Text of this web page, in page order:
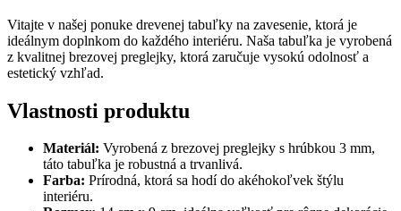
Vitajte v našej ponuke drevenej tabuľky na zavesenie, ktorá je
ideálnym doplnkom do každého interiéru. Naša tabuľka je vyrobená
z kvalitnej brezovej preglejky, ktorá zaručuje vysokú odolnosť a
estetický vzhľad.
Vlastnosti produktu
Materiál: Vyrobená z brezovej preglejky s hrúbkou 3 mm,
táto tabuľka je robustná a trvanlivá.
Farba: Prírodná, ktorá sa hodí do akéhokoľvek štýlu
interiéru.